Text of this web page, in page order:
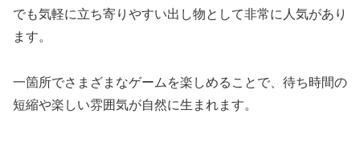
でも気軽に立ち寄りやすい出し物として非常に人気があり
ます。
一箇所でさまざまなゲームを楽しめることで、待ち時間の
短縮や楽しい雰囲気が自然に生まれます。